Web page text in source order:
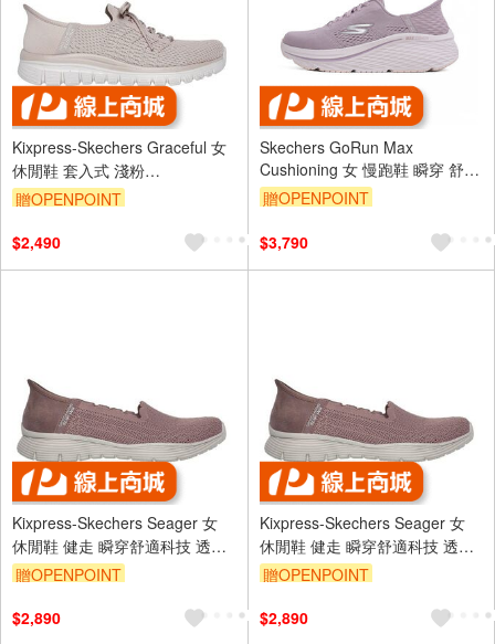
Kixpress-Skechers Graceful 女
休閒鞋 套入式 淺粉
[100736TPE]
贈OPENPOINT
$2,490
Skechers GoRun Max
Cushioning 女 慢跑鞋 瞬穿 舒適
緩衝 粉 [129606WMVE]
贈OPENPOINT
$3,790
Kixpress-Skechers Seager 女
休閒鞋 健走 瞬穿舒適科技 透氣
緩震 藕粉 [158980MVE]
贈OPENPOINT
$2,890
Kixpress-Skechers Seager 女
休閒鞋 健走 瞬穿舒適科技 透氣
緩震 藕粉 [158980MVE]
贈OPENPOINT
$2,890